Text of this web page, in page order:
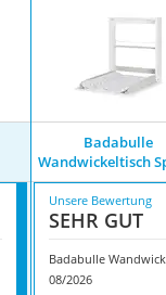
Badabulle
Wandwickeltisch
Unsere Bewertung
SEHR GUT
08/2026